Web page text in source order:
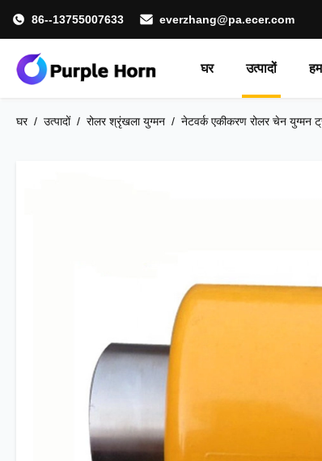
86--13755007633 everzhang@pa.ecer.com
घर उत्पादों
घर/ उत्पादों/ रोलर श्रृंखला युग्मन / नेटवर्क एकीकरण रोलर चेन युग्मन